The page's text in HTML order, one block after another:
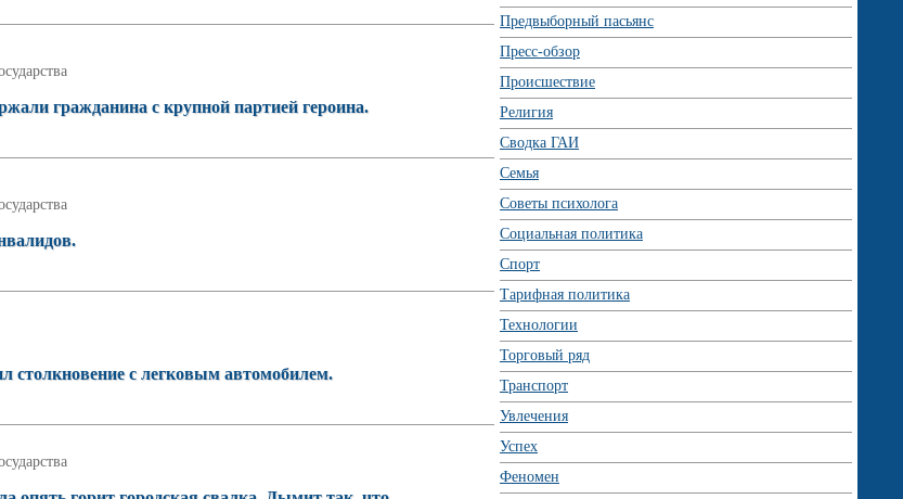
гражданина с крупной партией героина.
столкновение с легковым автомобилем.
Предвыборный пасьянс
Пресс-обзор
Происшествие
Религия
Сводка ГАИ
Семья
Советы психолога
Социальная политика
Спорт
Тарифная политика
Технологии
Торговый ряд
Транспорт
Увлечения
Успех
Феномен